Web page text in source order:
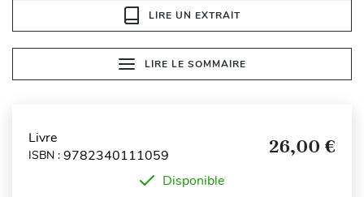
LIRE UN EXTRAIT
LIRE LE SOMMAIRE
Livre
ISBN : 9782340111059 26,00 €
Disponible